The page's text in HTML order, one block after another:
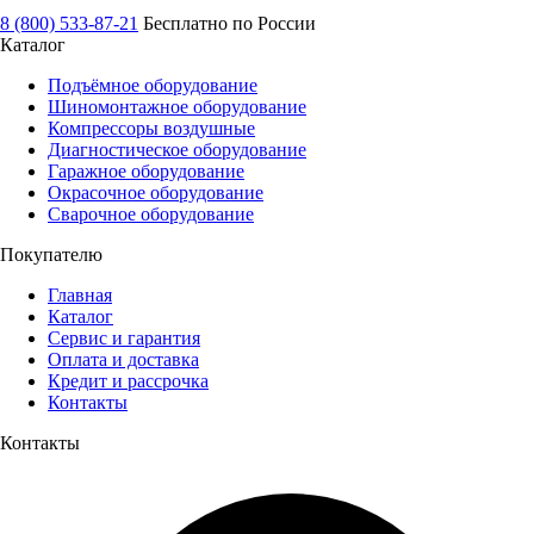
8 (800) 533-87-21 Бесплатно по России
Каталог
Подъёмное оборудование
Шиномонтажное оборудование
Компрессоры воздушные
Диагностическое оборудование
Гаражное оборудование
Окрасочное оборудование
Сварочное оборудование
Покупателю
Главная
Каталог
Сервис и гарантия
Оплата и доставка
Кредит и рассрочка
Контакты
Контакты